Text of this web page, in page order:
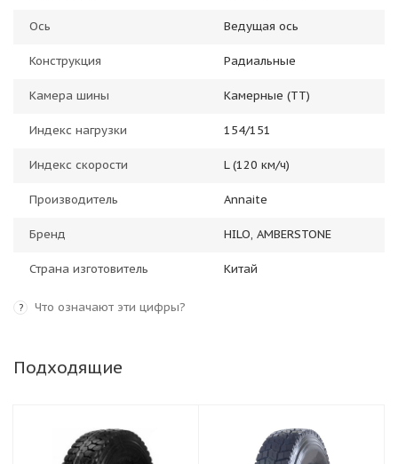
Ось Ведущая ось
Конструкция Радиальные
Камера шины Камерные (TT)
Индекс нагрузки 154/151
Индекс скорости L (120 км/ч)
Производитель Annaite
Бренд HILO, AMBERSTONE
Страна изготовитель Китай
? Что означают эти цифры?
Подходящие